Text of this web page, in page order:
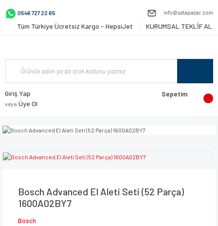
0546 727 22 65 info@ustapazar.com
Tüm Türkiye Ücretsiz Kargo - HepsiJet KURUMSAL TEKLİF AL
Giriş Yap
veya Üye Ol
Sepetim
Bosch Advanced El Aleti Seti (52 Parça)
1600A02BY7
Bosch